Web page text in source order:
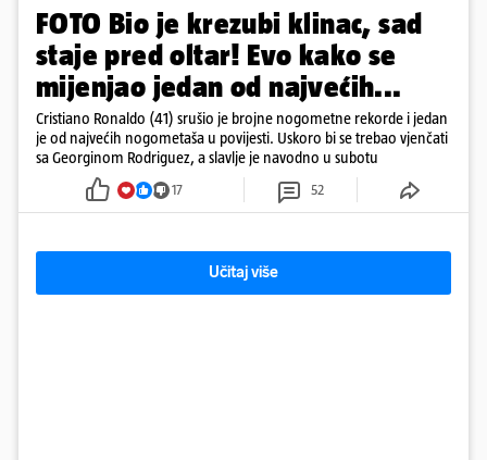
FOTO Bio je krezubi klinac, sad
staje pred oltar! Evo kako se
mijenjao jedan od najvećih...
Cristiano Ronaldo (41) srušio je brojne nogometne rekorde i jedan
je od najvećih nogometaša u povijesti. Uskoro bi se trebao vjenčati
sa Georginom Rodriguez, a slavlje je navodno u subotu
17 52
Učitaj više